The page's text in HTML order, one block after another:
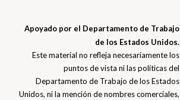
Apoyado por el Departamento de Trabajo
de los Estados Unidos.
Este material no refleja necesariamente los
puntos de vista ni las políticas del
Departamento de Trabajo de los Estados
Unidos, ni la mención de nombres comerciales,